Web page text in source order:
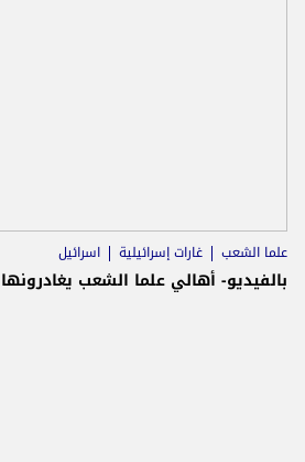
علما الشعب غارات إسرائيلية اسرائيل
بالفيديو- أهالي علما الشعب يغادرونها